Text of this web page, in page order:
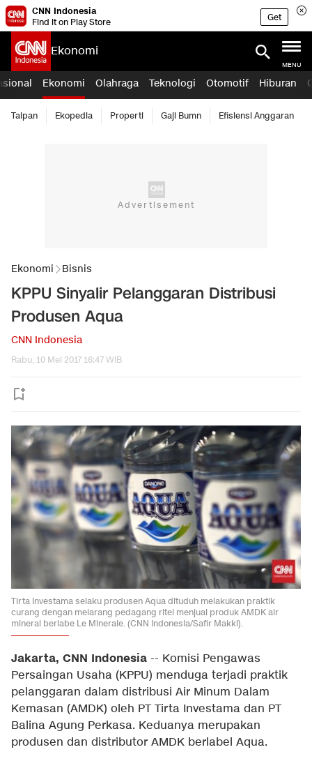
CNN Indonesia
Find it on Play Store
Get
Ekonomi
MENU
Ekonomi Olahraga Teknologi Otomotif Hiburan
Taipan Ekopedia Properti Gaji Bumn Efisiensi Anggaran
Ekonomi Bisnis
KPPU Sinyalir Pelanggaran Distribusi
Produsen Aqua
CNN Indonesia
Rabu, 10 Mei 2017 16:47 WIB
Tirta Investama selaku produsen Aqua dituduh melakukan praktik
curang dengan melarang pedagang ritel menjual produk AMDK air
mineral berlabe Le Minerale. (CNN Indonesia/Safir Makki).
Jakarta, CNN Indonesia -- Komisi Pengawas
Persaingan Usaha (KPPU) menduga terjadi praktik
pelanggaran dalam distribusi Air Minum Dalam
Kemasan (AMDK) oleh PT Tirta Investama dan PT
Balina Agung Perkasa. Keduanya merupakan
produsen dan distributor AMDK berlabel Aqua.